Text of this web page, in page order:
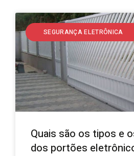
SEGURANÇA ELETRÔNICA
Quais são os tipos e
dos portões